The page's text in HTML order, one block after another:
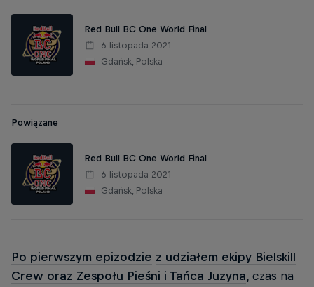
Red Bull BC One World Final
6 listopada 2021
Gdańsk, Polska
Powiązane
Red Bull BC One World Final
6 listopada 2021
Gdańsk, Polska
Po pierwszym epizodzie z udziałem ekipy Bielskill
Crew oraz Zespołu Pieśni i Tańca Juzyna, czas na